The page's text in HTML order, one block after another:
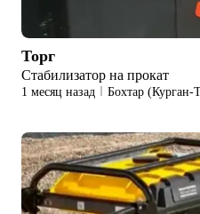
Торг
Стабилизатор на прокат
1 месяц назад Бохтар (Курган-